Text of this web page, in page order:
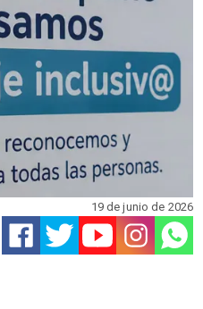
19 de junio de 2026